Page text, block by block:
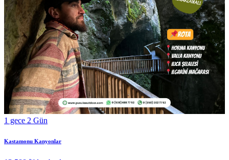
1 gece 2 Gün
Kastamonu Kanyonlar